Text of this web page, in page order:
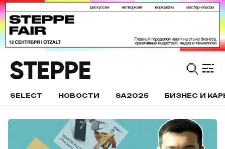
SELECT НОВОСТИ SA2025 БИЗНЕС И